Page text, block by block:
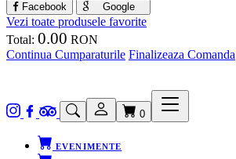
Facebook Google
Vezi toate produsele favorite
Total: 0.00 RON
Continua Cumparaturile Finalizeaza Comanda
0
EVENIMENTE